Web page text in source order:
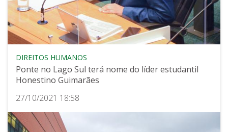
DIREITOS HUMANOS
Ponte no Lago Sul terá nome do líder estudantil
Honestino Guimarães
27/10/2021 18:58